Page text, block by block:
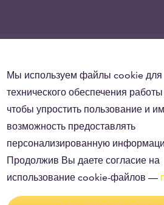
Мы используем файлы cookie для
технического обеспечения
чтобы упростить пользование и
возможность предоставлять
персонализированную
Продолжив Вы даете согласие на
использование cookie-файлов —